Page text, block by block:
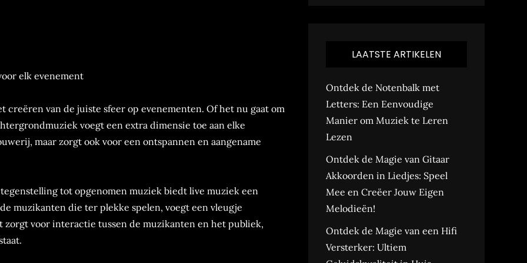
elk evenement
van de juiste sfeer op evenementen. Of het nu gaat om
voegt een extra dimensie toe aan elke
maar zorgt ook voor een ontspannen en aangename
tot opgenomen muziek biedt live muziek een
muzikanten die ter plekke spelen, voegt een vleugje
voor interactie tussen de muzikanten en het publiek,
LAATSTE ARTIKELEN
Ontdek de Notenbalk met
Letters: Een Eenvoudige
Manier om Muziek te Leren
Lezen
Ontdek de Magie van Gitaar
Akkoorden in Liedjes: Speel
Mee en Creëer Jouw Eigen
Melodieën!
Ontdek de Magie van een Hifi
Versterker: Ultiem